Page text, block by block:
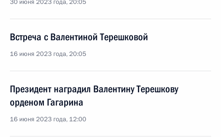
30 июня 2023 года, 20:05
Встреча с Валентиной Терешковой
16 июня 2023 года, 20:05
Президент наградил Валентину Терешкову
орденом Гагарина
16 июня 2023 года, 12:00